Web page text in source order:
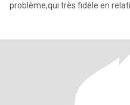
problème,qui très fidèle en